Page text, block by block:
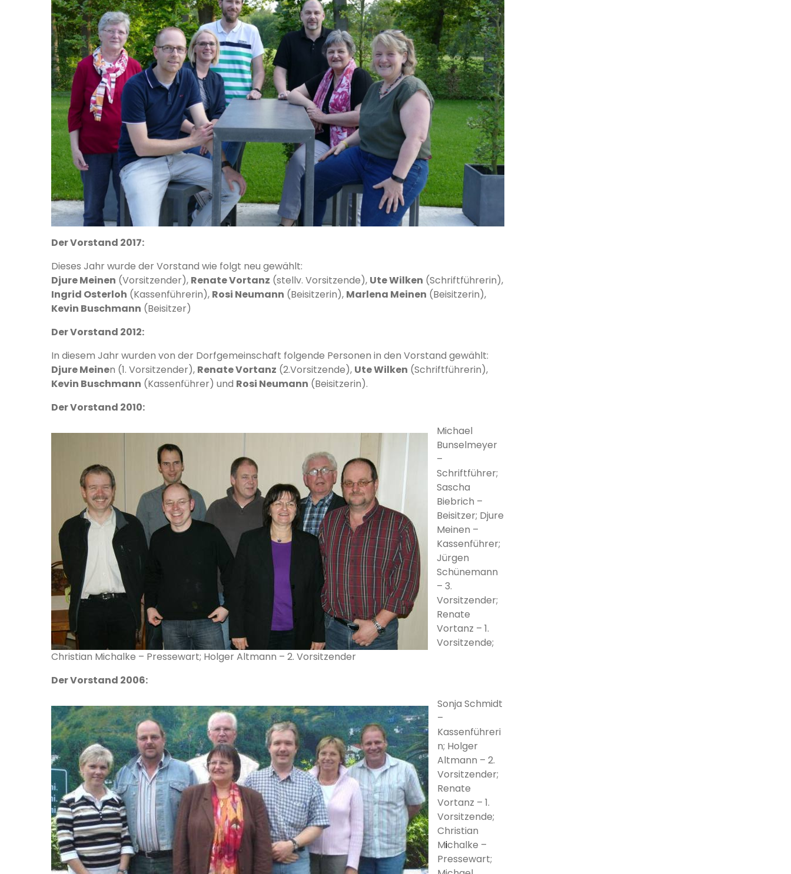
Der Vorstand 2017:
Dieses Jahrwurde der Vorstand wie folgt neu gewählt:
Djure Meinen (Vorsitzender), Renate Vortanz (stellv. Vorsitzende), Ute Wilken (Schriftführerin),
Ingrid Osterloh (Kassenführerin), Rosi Neumann (Beisitzerin), Marlena Meinen (Beisitzerin),
Kevin Buschmann (Beisitzer)
Der Vorstand 2012:
In diesem Jahr wurden von der Dorfgemeinschaft folgende Personen in den Vorstand gewählt:
Djure Meinen (1. Vorsitzender), Renate Vortanz (2.Vorsitzende), Ute Wilken (Schriftführerin),
Kevin Buschmann (Kassenführer) und Rosi Neumann (Beisitzerin).
Der Vorstand 2010:
Michael
Bunselmeyer
–
Schriftführer;
Sascha
Biebrich –
Beisitzer; Djure
Meinen –
Kassenführer;
Jürgen
Schünemann
– 3.
Vorsitzender;
Renate
Vortanz – 1.
Vorsitzende;
Christian Michalke – Pressewart; Holger Altmann – 2. Vorsitzender
Der Vorstand 2006:
Sonja Schmidt
–
Kassenführeri
n; Holger
Altmann – 2.
Vorsitzender;
Renate
Vortanz – 1.
Vorsitzende;
Christian
Michalke –
Pressewart;